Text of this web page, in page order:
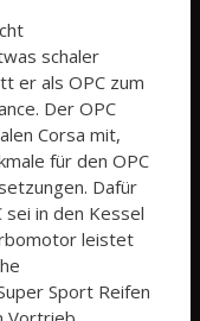
schaler
er als OPC zum
Der OPC
Corsa mit,
für den OPC
Dafür
sei in den Kessel
leistet
Sport Reifen